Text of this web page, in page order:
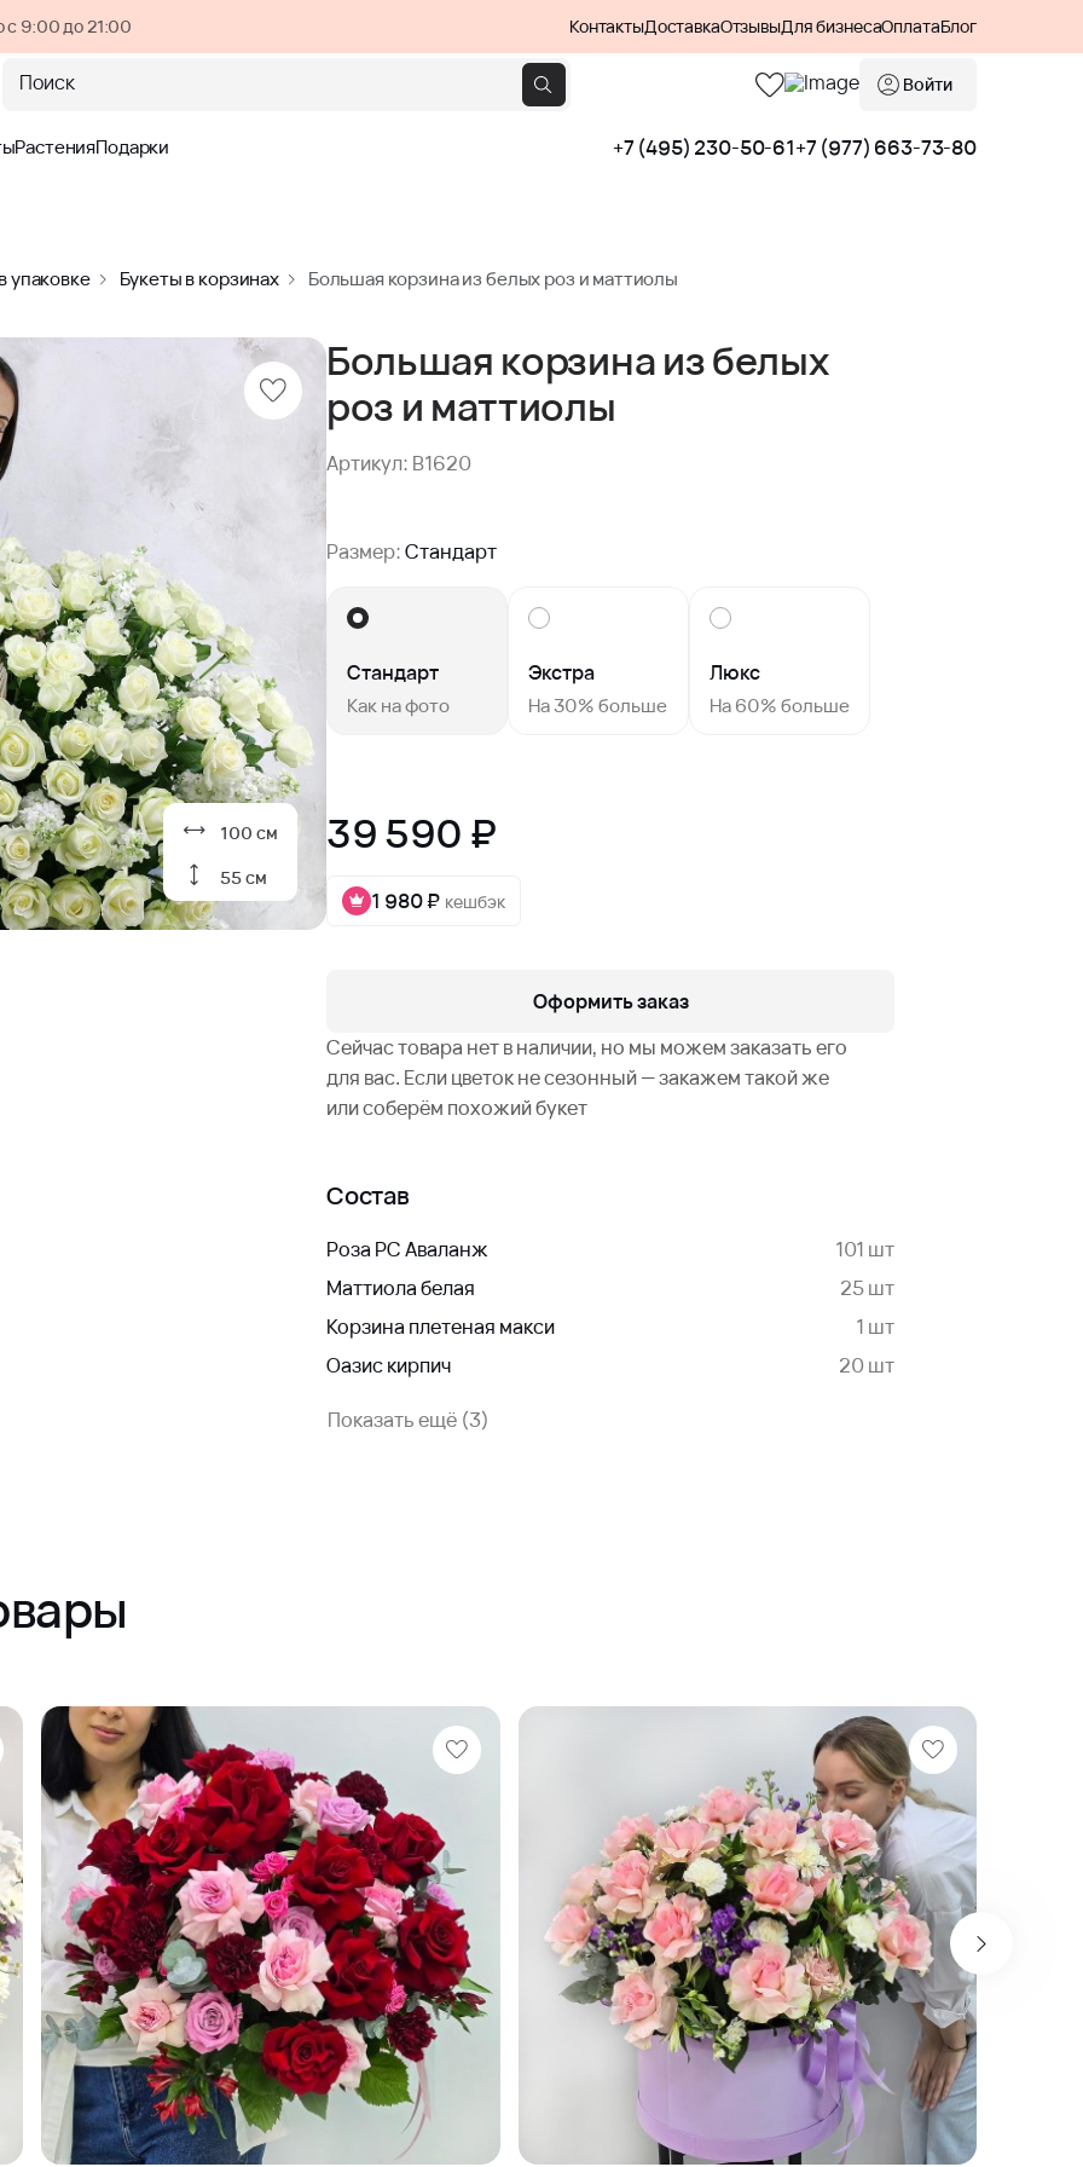
с 9:00 до 21:00 КонтактыДоставкаОтзывыДля бизнесаОплатаБлог
Поиск Войти
РастенияПодарки +7 (495) 230-50-61+7 (977) 663-73-80
упаковке Букеты в корзинах Большая корзина из белых роз и маттиолы
100 см
55 см
Большая корзина из белых
роз и маттиолы
Артикул: B1620
Размер:Стандарт
Стандарт
Как на фото
Экстра
На 30% больше
Люкс
На 60% больше
39 590 ₽
1 980 ₽ кешбэк
Оформить заказ
Сейчас товара нет в наличии, но мы можем заказать его
для вас. Если цветок не сезонный — закажем такой же
или соберём похожий букет
Состав
Роза РС Аваланж
101 шт
Маттиола белая
25 шт
Корзина плетеная макси
1 шт
Оазис кирпич
20 шт
Показать ещё (3)